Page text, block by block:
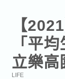
【
「平
立樂高
LIFE